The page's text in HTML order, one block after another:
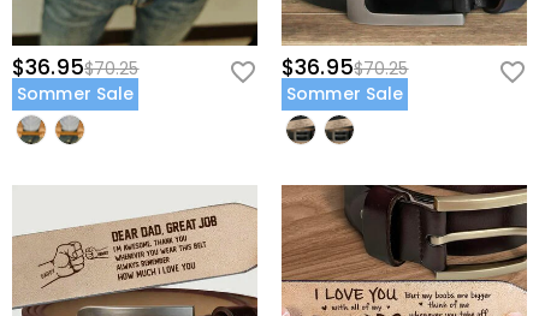
$36.95$70.25
Sommer Sale
$36.95$70.25
Sommer Sale